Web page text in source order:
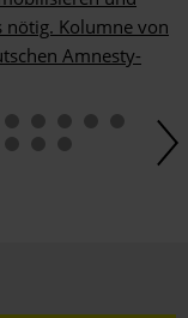
nötig. Kolumne von
Amnesty-